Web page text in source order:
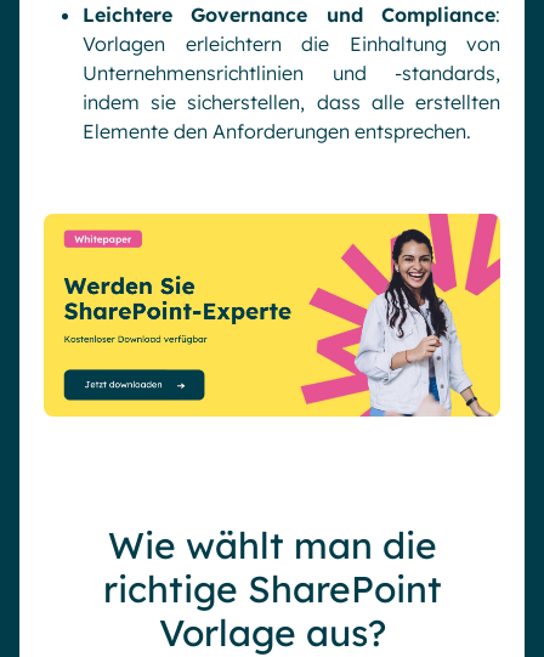
Leichtere Governance und Compliance:
Vorlagen erleichtern die Einhaltung von
Unternehmensrichtlinien und -standards,
indem sie sicherstellen, dass alle erstellten
Elemente den Anforderungen entsprechen.
Wie wählt man die
richtige SharePoint
Vorlage aus?